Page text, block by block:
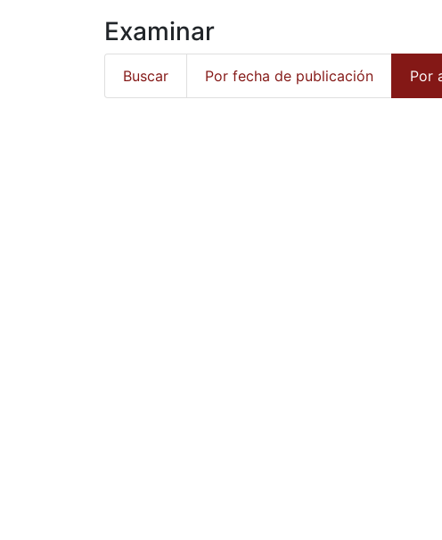
Examinar
Buscar Por fecha de publicación Por